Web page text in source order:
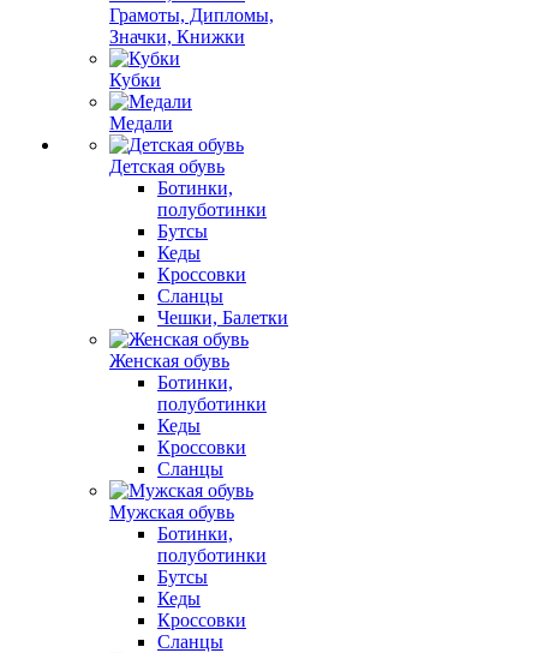
Грамоты, Дипломы,
Значки, Книжки
Кубки
Медали
Детская обувь
Ботинки,
полуботинки
Бутсы
Кеды
Кроссовки
Сланцы
Чешки, Балетки
Женская обувь
Ботинки,
полуботинки
Кеды
Кроссовки
Сланцы
Мужская обувь
Ботинки,
полуботинки
Бутсы
Кеды
Кроссовки
Сланцы